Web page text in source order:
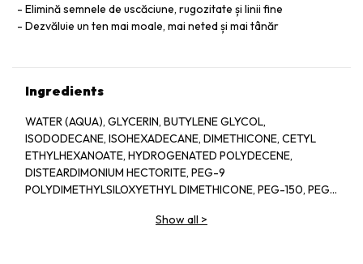
Elimină semnele de uscăciune, rugozitate și linii fine
Dezvăluie un ten mai moale, mai neted și mai tânăr
Ingredients
WATER (AQUA), GLYCERIN, BUTYLENE GLYCOL,
ISODODECANE, ISOHEXADECANE, DIMETHICONE, CETYL
ETHYLHEXANOATE, HYDROGENATED POLYDECENE,
DISTEARDIMONIUM HECTORITE, PEG-9
POLYDIMETHYLSILOXYETHYL DIMETHICONE, PEG-150, PEG-
ETHYLPARABEN, PHYTOSTERYL MACADAMIATE, SODIUM
Show all >